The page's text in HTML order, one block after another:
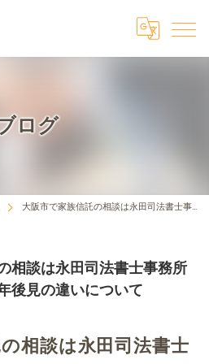
ログ
大阪市で家族信託の相談は永田司法書士事務所へ 家族信託と成年後見の違いについて
相談は永田司法書士事務所
見の違いについて
相談は永田司法書士